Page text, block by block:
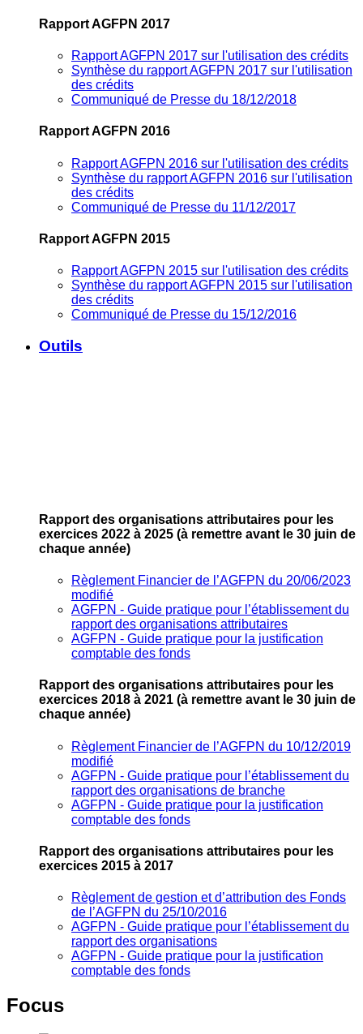
Rapport AGFPN 2017
Rapport AGFPN 2017 sur l'utilisation des crédits
Synthèse du rapport AGFPN 2017 sur l'utilisation
des crédits
Communiqué de Presse du 18/12/2018
Rapport AGFPN 2016
Rapport AGFPN 2016 sur l'utilisation des crédits
Synthèse du rapport AGFPN 2016 sur l'utilisation
des crédits
Communiqué de Presse du 11/12/2017
Rapport AGFPN 2015
Rapport AGFPN 2015 sur l'utilisation des crédits
Synthèse du rapport AGFPN 2015 sur l'utilisation
des crédits
Communiqué de Presse du 15/12/2016
Outils
Rapport des organisations attributaires pour les
exercices 2022 à 2025 (à remettre avant le 30 juin de
chaque année)
Règlement Financier de l’AGFPN du 20/06/2023
modifié
AGFPN ‐ Guide pratique pour l’établissement du
rapport des organisations attributaires
AGFPN ‐ Guide pratique pour la justification
comptable des fonds
Rapport des organisations attributaires pour les
exercices 2018 à 2021 (à remettre avant le 30 juin de
chaque année)
Règlement Financier de l’AGFPN du 10/12/2019
modifié
AGFPN ‐ Guide pratique pour l’établissement du
rapport des organisations de branche
AGFPN ‐ Guide pratique pour la justification
comptable des fonds
Rapport des organisations attributaires pour les
exercices 2015 à 2017
Règlement de gestion et d’attribution des Fonds
de l’AGFPN du 25/10/2016
AGFPN ‐ Guide pratique pour l’établissement du
rapport des organisations
AGFPN ‐ Guide pratique pour la justification
comptable des fonds
Focus